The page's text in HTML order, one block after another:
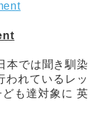
本では聞き馴染
われているレッ
も達対象に 英